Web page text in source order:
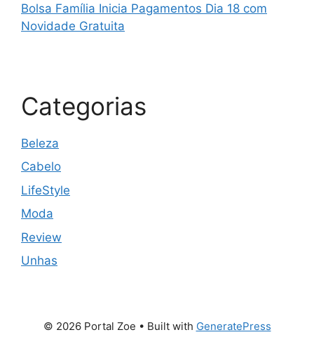
Bolsa Família Inicia Pagamentos Dia 18 com
Novidade Gratuita
Categorias
Beleza
Cabelo
LifeStyle
Moda
Review
Unhas
© 2026 Portal Zoe • Built with GeneratePress